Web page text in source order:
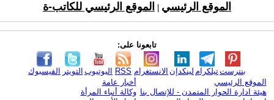
الموقع الرئيسي الموقع الرئيسي للكاتب-ة
تابعونا على:
الفيسبوك التويتر اليوتيوب RSS الانستغرام لينكدإن تيلكرامبنترست
الموقع الرئيسي
هيئة ادارة الحوار المتمدن - للإتصال بنا
أخبار عامة
وكالة أنباء المرأة